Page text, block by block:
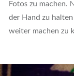
Fotos zu machen.
der Hand zu
weiter machen zu